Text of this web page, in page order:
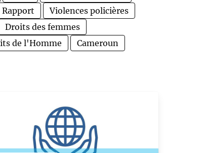
Rapport
Violences policières
Droits des femmes
de l'Homme
Cameroun